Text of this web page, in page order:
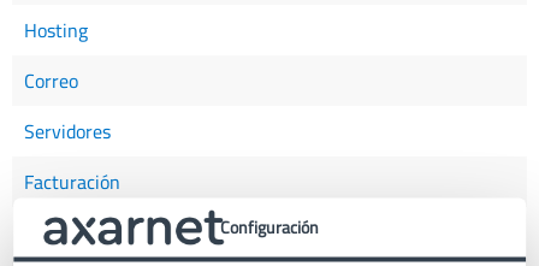
Hosting
Correo
Servidores
Facturación
Certificados SSL
Configuración